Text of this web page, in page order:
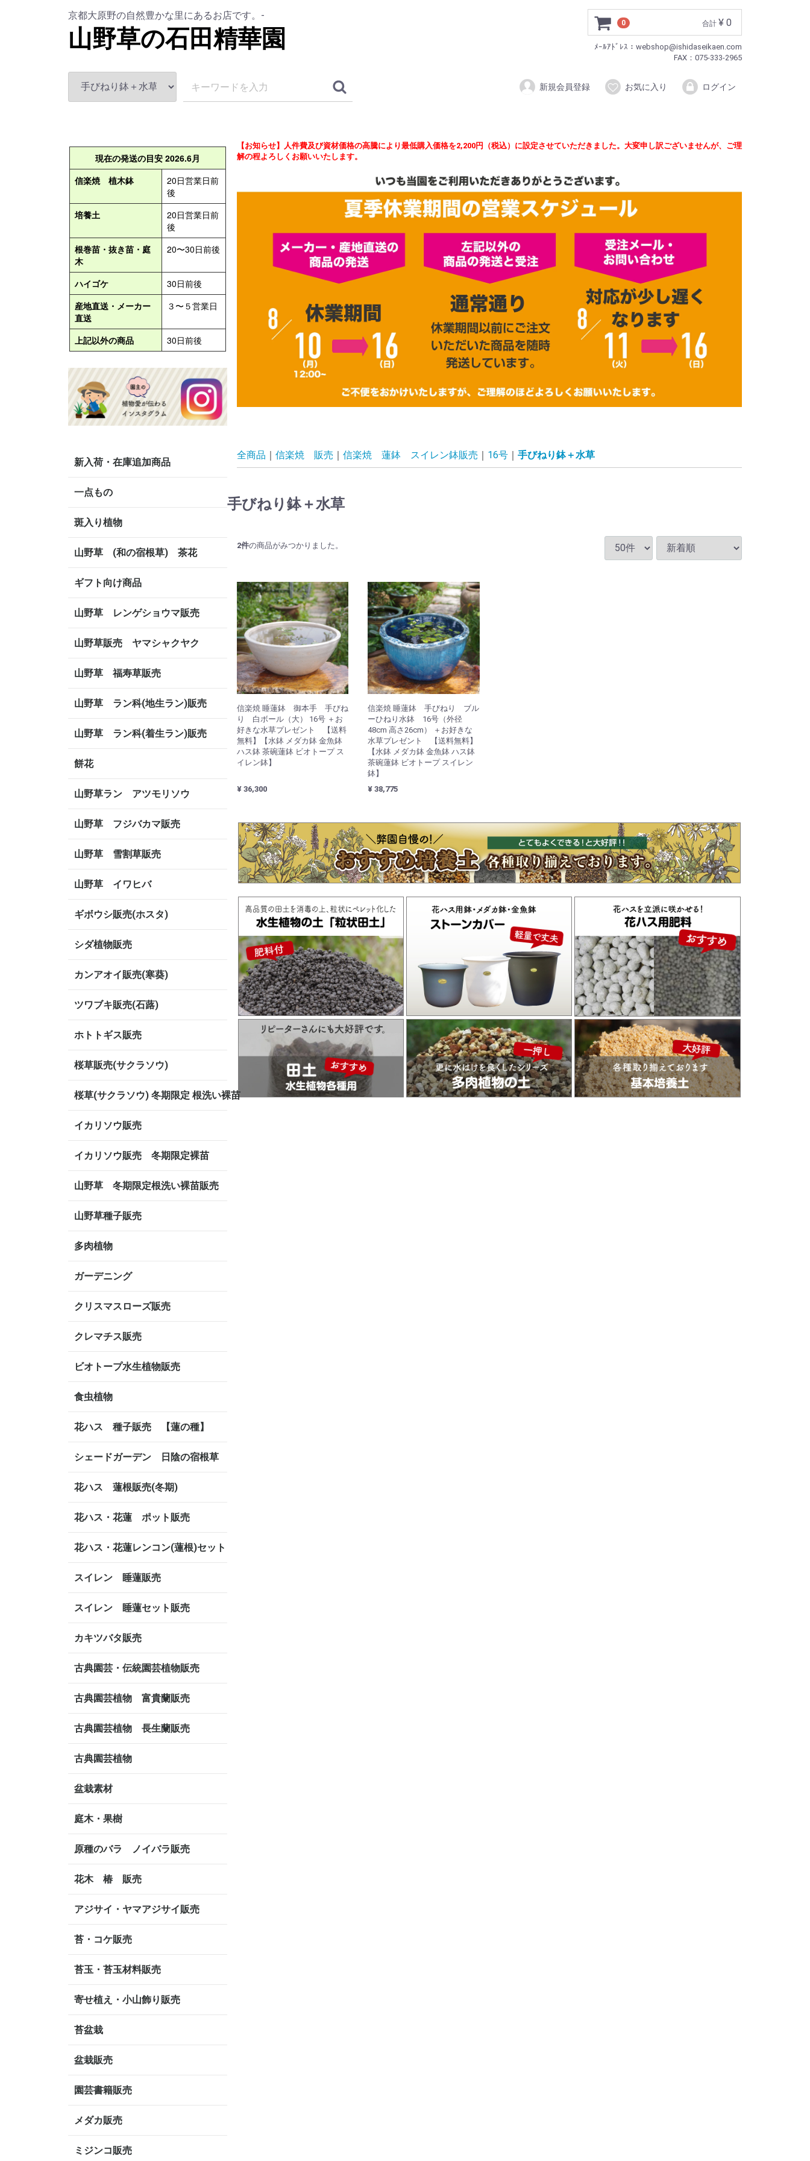
京都大原野の自然豊かな里にあるお店です。-
山野草の石田精華園
0 合計 ¥ 0
ﾒｰﾙｱﾄﾞﾚｽ：webshop@ishidaseikaen.com
FAX：075-333-2965
新規会員登録 お気に入り ログイン
新入荷・在庫追加商品
一点もの
斑入り植物
山野草 (和の宿根草) 茶花
ギフト向け商品
山野草 レンゲショウマ販売
山野草販売 ヤマシャクヤク
山野草 福寿草販売
山野草 ラン科(地生ラン)販売
山野草 ラン科(着生ラン)販売
餅花
山野草ラン アツモリソウ
山野草 フジバカマ販売
山野草 雪割草販売
山野草 イワヒバ
ギボウシ販売(ホスタ)
シダ植物販売
カンアオイ販売(寒葵)
ツワブキ販売(石蕗)
ホトトギス販売
桜草販売(サクラソウ)
桜草(サクラソウ) 冬期限定 根洗い裸苗
イカリソウ販売
イカリソウ販売 冬期限定裸苗
山野草 冬期限定根洗い裸苗販売
山野草種子販売
多肉植物
ガーデニング
クリスマスローズ販売
クレマチス販売
ビオトープ水生植物販売
食虫植物
花ハス 種子販売 【蓮の種】
シェードガーデン 日陰の宿根草
花ハス 蓮根販売(冬期)
花ハス・花蓮 ポット販売
花ハス・花蓮レンコン(蓮根)セット
スイレン 睡蓮販売
スイレン 睡蓮セット販売
カキツバタ販売
古典園芸・伝統園芸植物販売
古典園芸植物 富貴蘭販売
古典園芸植物 長生蘭販売
古典園芸植物
盆栽素材
庭木・果樹
原種のバラ ノイバラ販売
花木 椿 販売
アジサイ・ヤマアジサイ販売
苔・コケ販売
苔玉・苔玉材料販売
寄せ植え・小山飾り販売
苔盆栽
盆栽販売
園芸書籍販売
メダカ販売
ミジンコ販売
【お知らせ】人件費及び資材価格の高騰により最低購入価格を2,200円（税込）に設定させていただきました。大変申し訳ございませんが、ご理
解の程よろしくお願いいたします。
全商品 信楽焼 販売 信楽焼 蓮鉢 スイレン鉢販売 16号 手びねり鉢＋水草
手びねり鉢＋水草
2件の商品がみつかりました。
信楽焼 睡蓮鉢 御本手 手びね
り 白ボール（大） 16号 ＋お
好きな水草プレゼント 【送料
無料】【水鉢 メダカ鉢 金魚鉢
ハス鉢 茶碗蓮鉢 ビオトープ ス
イレン鉢】
¥ 36,300
信楽焼 睡蓮鉢 手びねり ブル
ーひねり水鉢 16号（外径
48cm 高さ26cm） ＋お好きな
水草プレゼント 【送料無料】
【水鉢 メダカ鉢 金魚鉢 ハス鉢
茶碗蓮鉢 ビオトープ スイレン
鉢】
¥ 38,775